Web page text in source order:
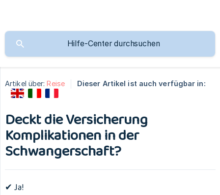
Artikel über: Reise Dieser Artikel ist auch verfügbar in:
Deckt die Versicherung
Komplikationen in der
Schwangerschaft?
✔ Ja!